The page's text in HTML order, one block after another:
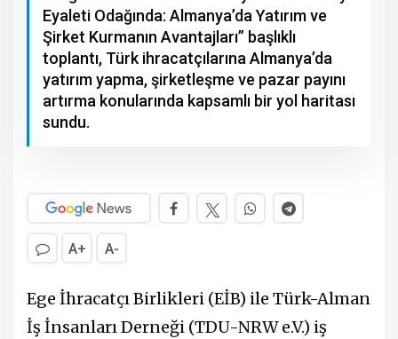
Eyaleti Odağında: Almanya’da Yatırım ve
Şirket Kurmanın Avantajları” başlıklı
toplantı, Türk ihracatçılarına Almanya’da
yatırım yapma, şirketleşme ve pazar payını
artırma konularında kapsamlı bir yol haritası
sundu.
A+ A-
Ege İhracatçı Birlikleri (EİB) ile Türk-Alman
İş İnsanları Derneği (TDU-NRW e.V.) iş